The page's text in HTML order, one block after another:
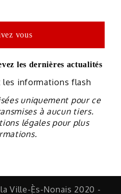
les dernières actualités
les informations flash
uniquement pour ce
à aucun tiers.
légales pour plus
Ville-Ès-Nonais 2020 -